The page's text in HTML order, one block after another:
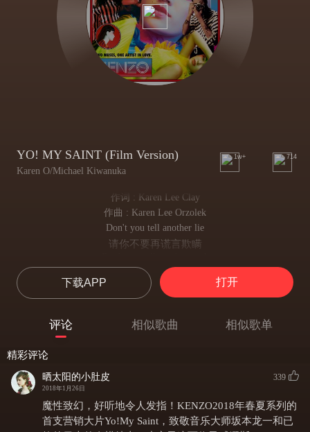
YO! MY SAINT (Film Version)
Karen O/Michael Kiwanuka
1w+ 714
作词 : Karen Lee Clay
作曲 : Karen Lee Orzolek
Don't you tell another lie
请你不要再谎言欺瞒
请你不要再真相拆穿
My heart, it isn't bulletproof
我的心 在你的幻象面前
脆弱不堪
Can't you read my mind
Don't you read between the lines
到底 字里行间的你
下载APP 打开
评论 相似歌曲 相似歌单
精彩评论
晒太阳的小肚皮
2018年1月26日
339
魔性致幻，好听地令人发指！KENZO2018年春夏系列的
首支营销大片Yo!My Saint，致敬音乐大师坂本龙一和已